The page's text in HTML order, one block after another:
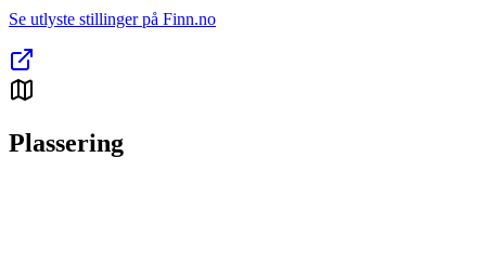
Se utlyste stillinger på Finn.no
Plassering